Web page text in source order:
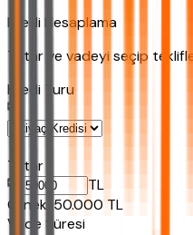
Kredi Hesaplama
Tutar ve vadeyi seçip
Kredi Turu
Tutar
TL
Ornek: 50.000 TL
Vade Süresi